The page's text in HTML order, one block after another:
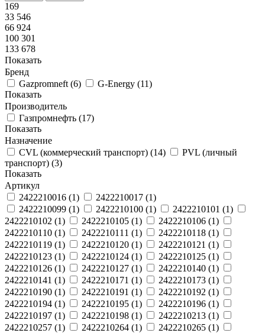
169
33 546
66 924
100 301
133 678
Показать
Бренд
Gazpromneft (6) G-Energy (11)
Показать
Производитель
Газпромнефть (17)
Показать
Назначение
CVL (коммерческий транспорт) (14)
PVL (личный
транспорт) (3)
Показать
Артикул
2422210016 (1) 2422210017 (1)
2422210099 (1) 2422210100 (1) 2422210101 (1)
2422210102 (1) 2422210105 (1) 2422210106 (1)
2422210110 (1) 2422210111 (1) 2422210118 (1)
2422210119 (1) 2422210120 (1) 2422210121 (1)
2422210123 (1) 2422210124 (1) 2422210125 (1)
2422210126 (1) 2422210127 (1) 2422210140 (1)
2422210141 (1) 2422210171 (1) 2422210173 (1)
2422210190 (1) 2422210191 (1) 2422210192 (1)
2422210194 (1) 2422210195 (1) 2422210196 (1)
2422210197 (1) 2422210198 (1) 2422210213 (1)
2422210257 (1) 2422210264 (1) 2422210265 (1)